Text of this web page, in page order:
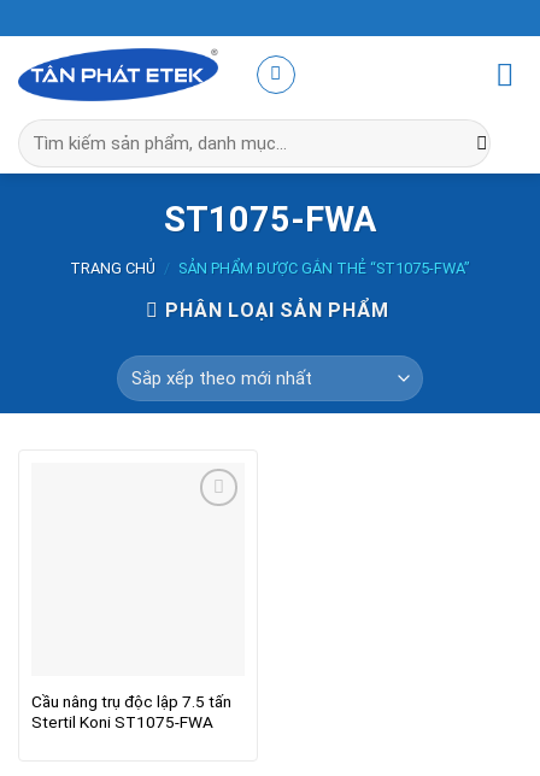
to
content
Tìm
kiếm:
ST1075-FWA
TRANG CHỦ / SẢN PHẨM ĐƯỢC GẮN THẺ “ST1075-FWA”
PHÂN LOẠI SẢN PHẨM
Cầu nâng trụ độc lập 7.5 tấn
Stertil Koni ST1075-FWA